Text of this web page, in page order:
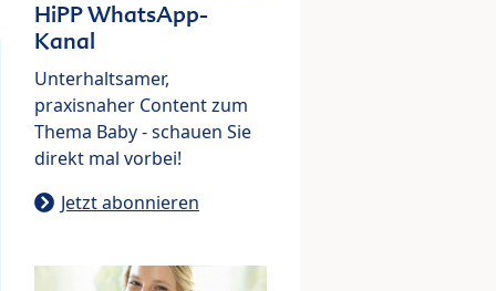
HiPP WhatsApp-
Kanal
Unterhaltsamer,
praxisnaher Content zum
Thema Baby - schauen Sie
direkt mal vorbei!
Jetzt abonnieren